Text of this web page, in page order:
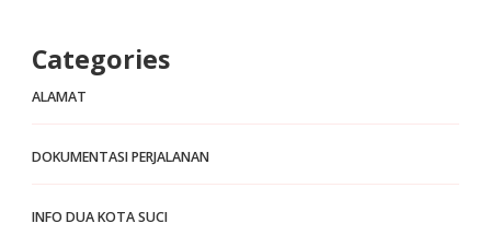
Categories
ALAMAT
DOKUMENTASI PERJALANAN
INFO DUA KOTA SUCI